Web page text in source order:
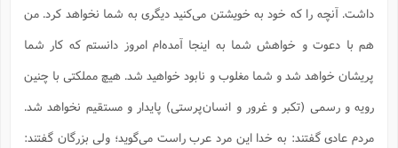
داشت. آنچه را که خود به خویشتن مى‌کنید دیگرى به شما نخواهد کرد. من
هم با دعوت و خواهش شما به اینجا آمده‌ام امروز دانستم که کار شما
پریشان خواهد شد و شما مغلوب و نابود خواهید شد. هیچ مملکتى با چنین
رویه و رسمى (تکبر و غرور و انسان‌پرستى) پایدار و مستقیم نخواهد شد.
مردم عادى گفتند: به خدا این مرد عرب راست می‌گوید؛ ولى بزرگان گفتند: